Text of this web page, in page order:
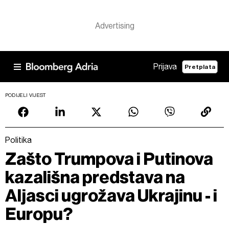
Prijava Pretplata
PODIJELI VIJEST
Politika
Zašto Trumpova i Putinova
kazališna predstava na
Aljasci ugrožava Ukrajinu - i
Europu?